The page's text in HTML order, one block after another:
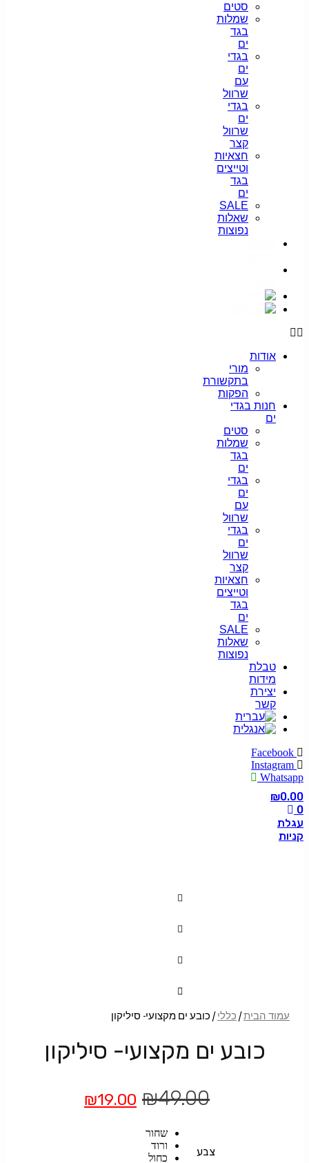
סטים
שמלות
בגד
ים
בגדי
ים
עם
שרוול
בגדי
ים
שרוול
קצר
חצאיות
וטייצים
בגד
ים
SALE
שאלות
נפוצות
אודות
מורי
בתקשורת
הפקות
חנות בגדי
ים
סטים
שמלות
בגד
ים
בגדי
ים
עם
שרוול
בגדי
ים
שרוול
קצר
חצאיות
וטייצים
בגד
ים
SALE
שאלות
נפוצות
טבלת
מידות
יצירת
קשר
Facebook
Instagram
Whatsapp
₪0.00
0
עגלת
קניות
עמוד הבית/ כללי/ כובע ים מקצועי- סיליקון
כובע ים מקצועי- סיליקון
₪49.00
המחיר
₪19.00
צבע
שחור
ורוד
כחול